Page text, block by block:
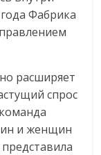
Фабрика
расширяет
спрос
и женщин